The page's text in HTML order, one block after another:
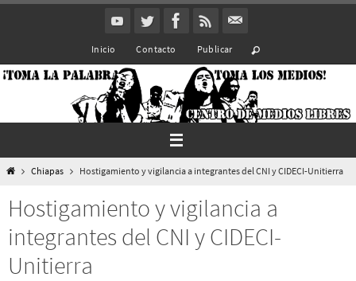
Inicio Contacto Publicar
InicioChiapas Hostigamiento y vigilancia a integrantes del CNI y CIDECI-Unitierra
Hostigamiento y vigilancia a
integrantes del CNI y CIDECI-
Unitierra